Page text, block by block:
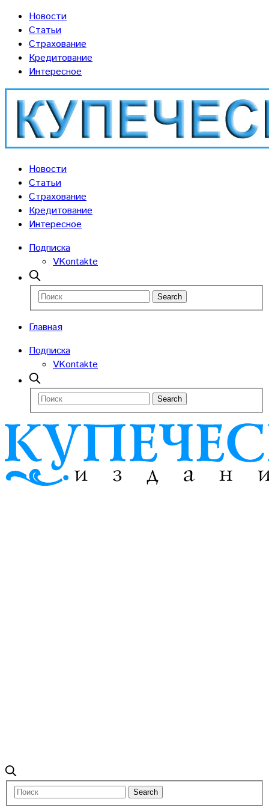
Новости
Статьи
Страхование
Кредитование
Интересное
Новости
Статьи
Страхование
Кредитование
Интересное
Подписка
VKontakte
Главная
Подписка
VKontakte